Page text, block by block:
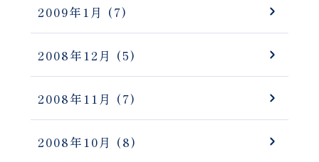
2009年1月 (7)
2008年12月 (5)
2008年11月 (7)
2008年10月 (8)